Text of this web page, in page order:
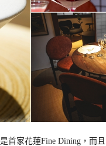
首家花蓮Fine Dining，而